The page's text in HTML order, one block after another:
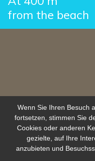
from the beach
Schutz
Wenn Sie Ihren Besuch
fortsetzen, stimmen Sie
Cookies oder anderen
gezielte, auf Ihre
anzubieten und